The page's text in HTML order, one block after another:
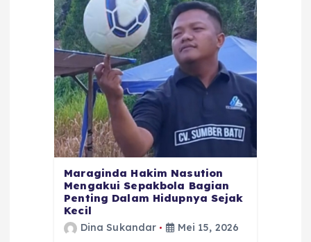
Maraginda Hakim Nasution
Mengakui Sepakbola Bagian
Penting Dalam Hidupnya Sejak
Kecil
Dina Sukandar Mei 15, 2026